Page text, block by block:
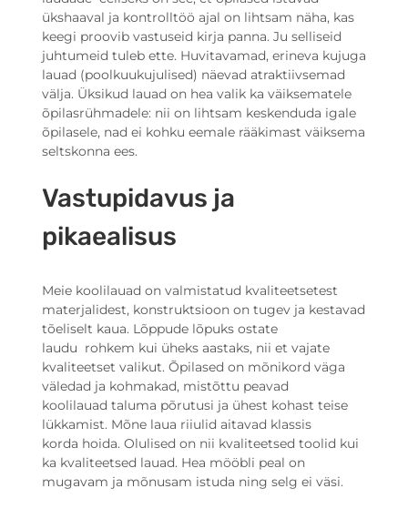
ükshaaval ja kontrolltöö ajal on lihtsam näha, kas
keegi proovib vastuseid kirja panna. Ju selliseid
juhtumeid tuleb ette. Huvitavamad, erineva kujuga
lauad (poolkuukujulised) näevad atraktiivsemad
välja. Üksikud lauad on hea valik ka väiksematele
õpilasrühmadele: nii on lihtsam keskenduda igale
õpilasele, nad ei kohku eemale rääkimast väiksema
seltskonna ees.
Vastupidavus ja
pikaealisus
Meie koolilauad on valmistatud kvaliteetsetest
materjalidest, konstruktsioon on tugev ja kestavad
tõeliselt kaua. Lõppude lõpuks ostate
laudu rohkem kui üheks aastaks, nii et vajate
kvaliteetset valikut. Õpilased on mõnikord väga
väledad ja kohmakad, mistõttu peavad
koolilauad taluma põrutusi ja ühest kohast teise
lükkamist. Mõne laua riiulid aitavad klassis
korda hoida. Olulised on nii kvaliteetsed toolid kui
ka kvaliteetsed lauad. Hea mööbli peal on
mugavam ja mõnusam istuda ning selg ei väsi.